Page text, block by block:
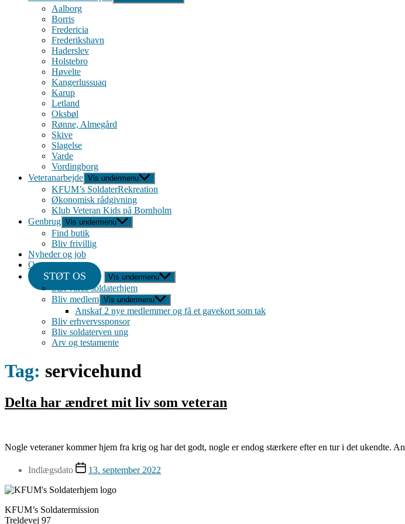
Aalborg
Borris
Fredericia
Frederikshavn
Haderslev
Holstebro
Høvelte
Kangerlussuaq
Karup
Letland
Oksbøl
Rønne, Almegård
Skive
Slagelse
Varde
Vordingborg
Veteranarbejde Vis undermenu
KFUM’s SoldaterRekreation
Økonomisk rådgivning
Klub Veteran Kids på Bornholm
Genbrug Vis undermenu
Find butik
Bliv frivillig
Nyheder og job
Om
STØT OS Vis undermenu
Støt vores soldaterhjem
Bliv medlem Vis undermenu
Anskaf 2 nye medlemmer og få et gavekort som tak
Bliv erhvervssponsor
Bliv soldaterven ung
Arv og testamente
Tag: servicehund
Delta har ændret mit liv som veteran
Nogle veteraner kommer hjem fra krig og har det godt, nogle er endog stærkere efter en tur i det ukendte.
Indlægsdato 13. september 2022
KFUM’s Soldatermission
Treldevej 97